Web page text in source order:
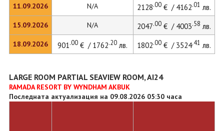
11.09.2026
15.09.2026
18.09.2026
N/A 2128.00€ / 4162.01 лв.
N/A 2047.00€ / 4003.58 лв.
901.00€ / 1762.20лв. 1802.00€ / 3524.41 лв.
LARGE ROOM PARTIAL SEAVIEW ROOM, AI24
RAMADA RESORT BY WYNDHAM AKBUK
Последната актуализация на 09.08.2026 05:30 часа